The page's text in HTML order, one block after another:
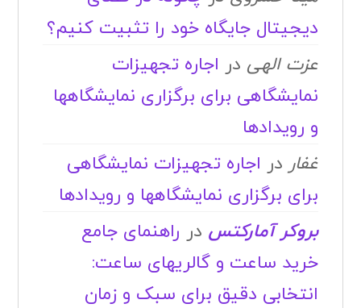
دیجیتال جایگاه خود را تثبیت کنیم؟
عزت الهی در اجاره تجهیزات
نمایشگاهی برای برگزاری نمایشگاهها
و رویدادها
غفار در اجاره تجهیزات نمایشگاهی
برای برگزاری نمایشگاهها و رویدادها
بروکر آمارکتس در راهنمای جامع
خرید ساعت و گالریهای ساعت:
انتخابی دقیق برای سبک و زمان